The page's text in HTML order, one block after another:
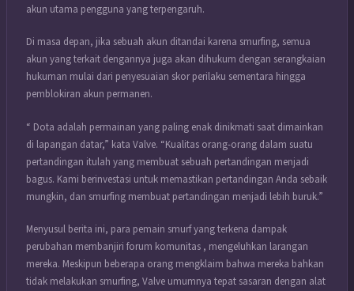
akun utama pengguna yang terpengaruh.
Di masa depan, jika sebuah akun ditandai karena smurfing, semua
akun yang terkait dengannya juga akan dihukum dengan serangkaian
hukuman mulai dari penyesuaian skor perilaku sementara hingga
pemblokiran akun permanen.
“ Dota adalah permainan yang paling enak dinikmati saat dimainkan
di lapangan datar,” kata Valve. “Kualitas orang-orang dalam suatu
pertandingan itulah yang membuat sebuah pertandingan menjadi
bagus. Kami berinvestasi untuk memastikan pertandingan Anda sebaik
mungkin, dan smurfing membuat pertandingan menjadi lebih buruk.”
Menyusul berita ini, para pemain smurf yang terkena dampak
perubahan membanjiri forum komunitas , mengeluhkan larangan
mereka. Meskipun beberapa orang mengklaim bahwa mereka bahkan
tidak melakukan smurfing, Valve umumnya tepat sasaran dengan alat